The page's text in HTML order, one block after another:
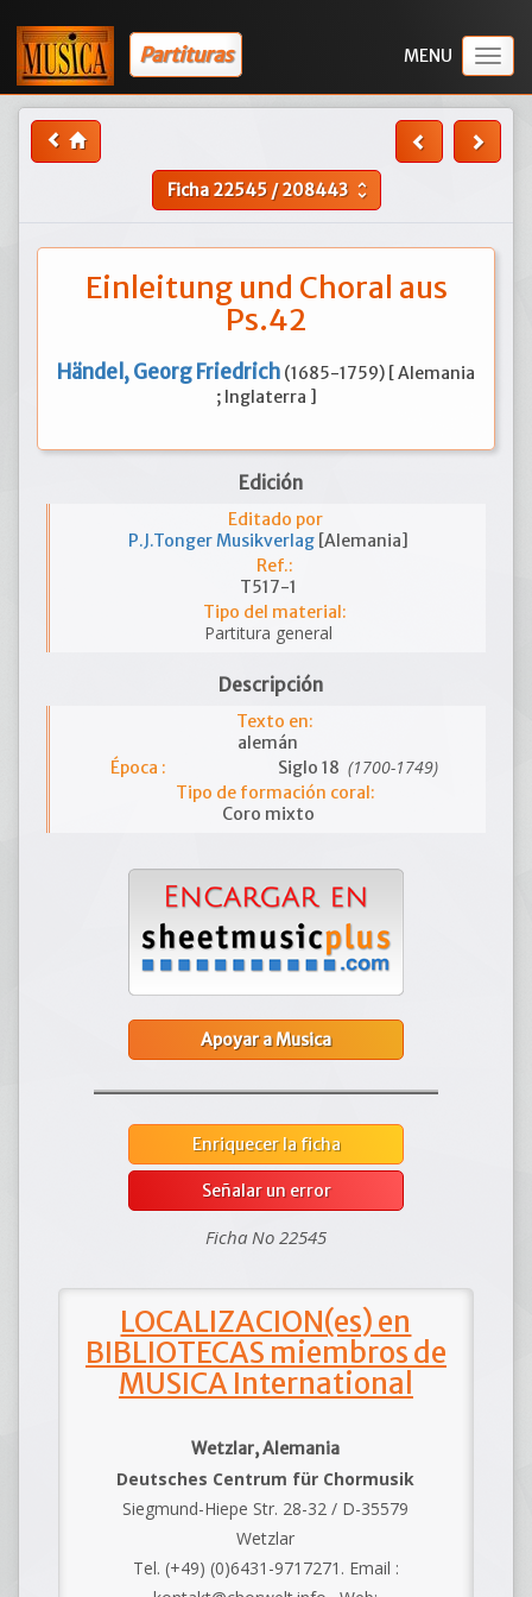
Partituras
Ficha22545/208443 unfold_more
Einleitung und Choral aus
Ps.42
Händel, Georg Friedrich (1685-1759) [ Alemania
; Inglaterra ]
Edición
Editado por
P.J.Tonger Musikverlag [Alemania]
Ref.:
T517-1
Tipo del material:
Partitura general
Descripción
Texto en:
alemán
Época :
Siglo 18 (1700-1749)
Tipo de formación coral:
Coro mixto
Apoyar a Musica
Enriquecer la ficha
Señalar un error
Ficha No 22545
LOCALIZACION(es) en
BIBLIOTECAS miembros de
MUSICA International
Wetzlar, Alemania
Deutsches Centrum für Chormusik
Siegmund-Hiepe Str. 28-32 / D-35579
Wetzlar
Tel. (+49) (0)6431-9717271. Email :